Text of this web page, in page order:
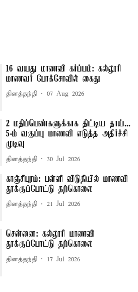
16 வயது மாணவி கர்ப்பம்: கல்லூரி
மாணவர் போக்சோவில் கைது
தினத்தந்தி 07 Aug 2026
2 மதிப்பெண்களுக்காக திட்டிய தாய்...
5-ம் வகுப்பு மாணவி எடுத்த அதிர்ச்சி
முடிவு
தினத்தந்தி 30 Jul 2026
காஞ்சிபுரம்: பள்ளி விடுதியில் மாணவி
தூக்குப்போட்டு தற்கொலை
தினத்தந்தி 21 Jul 2026
சென்னை: கல்லூரி மாணவி
தூக்குப்போட்டு தற்கொலை
தினத்தந்தி 17 Jul 2026